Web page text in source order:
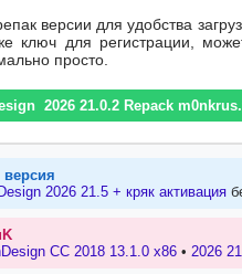
версии для удобства
ключ для регистрации,
просто.
2026 21.0.2 Repack
версия
2026 21.5 + кряк активация
CC 2018 13.1.0 x86 • 2026